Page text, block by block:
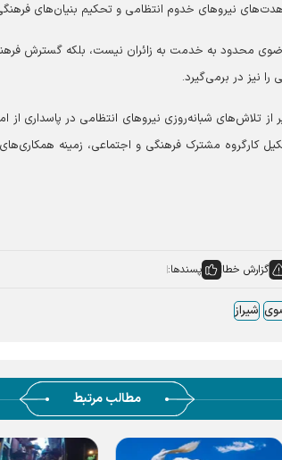
نیروهای خدوم انتظامی و تحکیم بنیان‌های فرهنگی
محدود به خدمت به زائران نیست، بلکه گسترش
نیز در برمی‌گیرد.
تلاش‌های شبانه‌روزی نیروهای انتظامی در پاسداری
کارگروه مشترک فرهنگی و اجتماعی، زمینه
گزارش خطا پسندها:
شیراز
مطالب مرتبط